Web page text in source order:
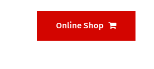
Online Shop